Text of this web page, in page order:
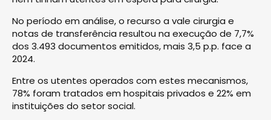
No período em análise, o recurso a vale cirurgia e
notas de transferência resultou na execução de 7,7%
dos 3.493 documentos emitidos, mais 3,5 p.p. face a
2024.
Entre os utentes operados com estes mecanismos,
78% foram tratados em hospitais privados e 22% em
instituições do setor social.